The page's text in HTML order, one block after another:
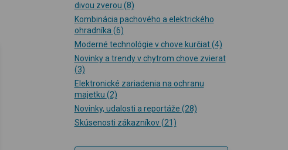
divou zverou (8)
Kombinácia pachového a elektrického
ohradníka (6)
Moderné technológie v chove kurčiat(4)
Novinky a trendy v chytrom chove zvierat
(3)
Elektronické zariadenia na ochranu
majetku (2)
Novinky, udalosti a reportáže (28)
Skúsenosti zákazníkov(21)